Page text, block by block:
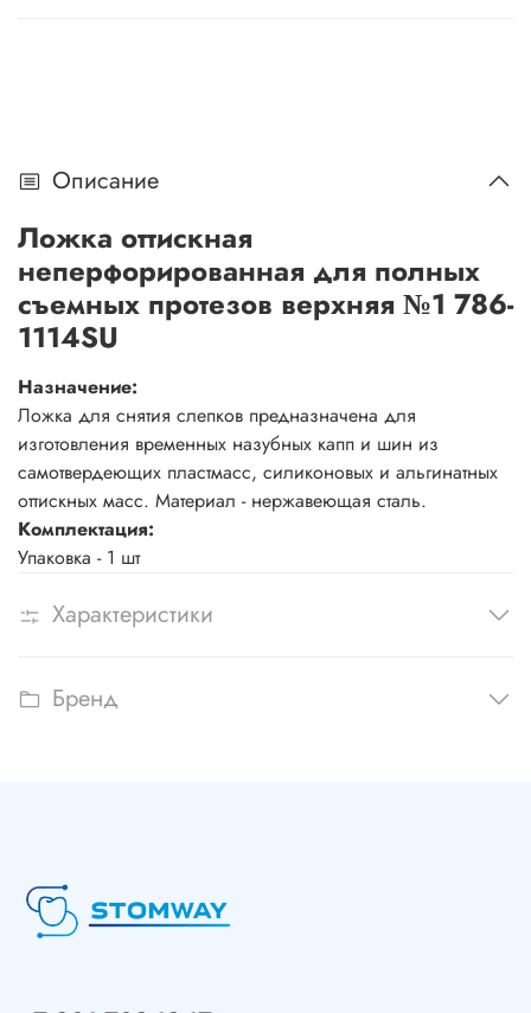
Описание
Ложка оттискная
неперфорированная для полных
съемных протезов верхняя №1 786-
1114SU
Назначение:
Ложка для снятия слепков предназначена для
изготовления временных назубных капп и шин из
самотвердеющих пластмасс, силиконовых и альгинатных
оттискных масс. Материал - нержавеющая сталь.
Комплектация:
Упаковка - 1 шт
Характеристики
Бренд